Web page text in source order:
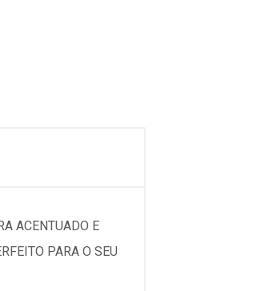
ACENTUADO E
PARA O SEU